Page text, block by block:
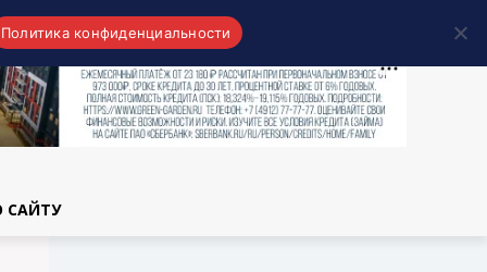
САЙТУ
Политика конфиденциальности